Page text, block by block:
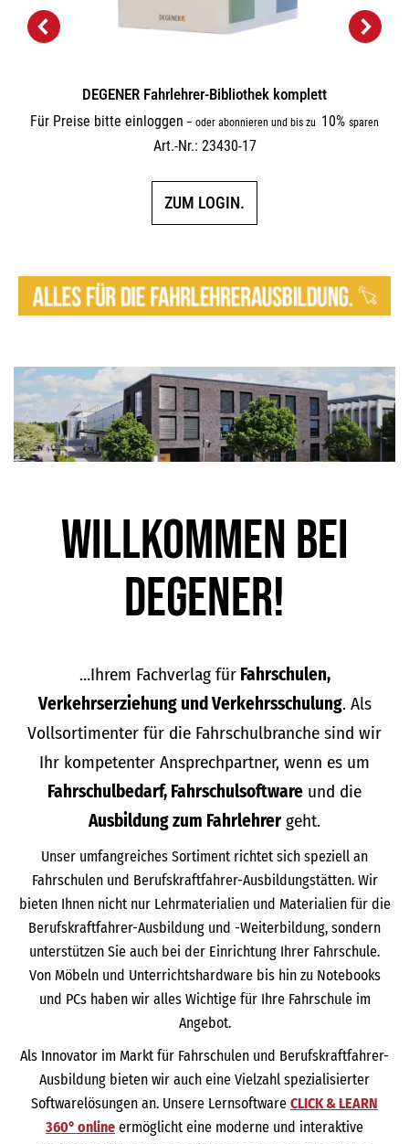
DEGENER Fahrlehrer-Bibliothek komplett
Für Preise bitte einloggen – oder abonnieren und bis zu 10% sparen
Art.-Nr.: 23430-17
ZUM LOGIN.
Willkommen bei
DEGENER!
…Ihrem Fachverlag fürFahrschulen,
Verkehrserziehung und Verkehrsschulung. Als
Vollsortimenter für die Fahrschulbranche sind wir
Ihr kompetenter Ansprechpartner, wenn es um
Fahrschulbedarf, Fahrschulsoftware und die
Ausbildung zum Fahrlehrer geht.
Unser umfangreiches Sortiment richtet sich speziell an
Fahrschulen und Berufskraftfahrer-Ausbildungstätten. Wir
bieten Ihnen nicht nur Lehrmaterialien und Materialien für die
Berufskraftfahrer-Ausbildung und -Weiterbildung, sondern
unterstützen Sie auch bei der Einrichtung Ihrer Fahrschule.
Von Möbeln und Unterrichtshardware bis hin zu Notebooks
und PCs haben wir alles Wichtige für Ihre Fahrschule im
Angebot.
Als Innovator im Markt für Fahrschulen und Berufskraftfahrer-
Ausbildung bieten wir auch eine Vielzahl spezialisierter
Softwarelösungen an. Unsere Lernsoftware CLICK & LEARN
360° online ermöglicht eine moderne und interaktive